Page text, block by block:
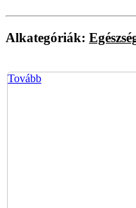
Alkategóriák:
Tovább